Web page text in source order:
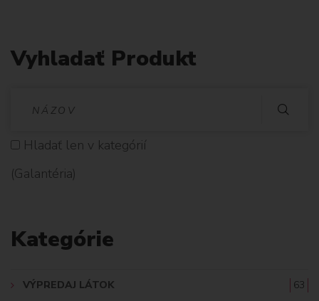
Vyhladať Produkt
D
Hladať len v kategórií
(Galantéria)
Kategórie
VÝPREDAJ LÁTOK 63